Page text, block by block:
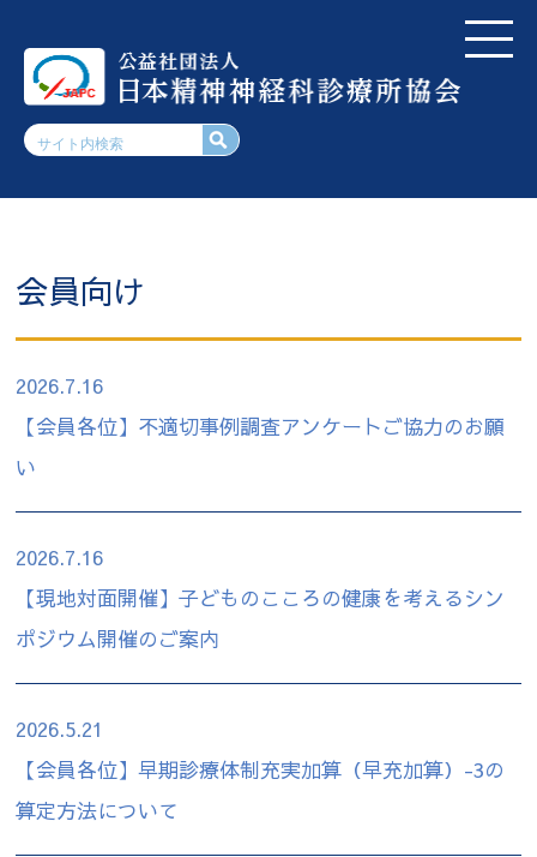
会員向け
2026.7.16
【会員各位】不適切事例調査アンケートご協力のお願
い
2026.7.16
【現地対面開催】子どものこころの健康を考えるシン
ポジウム開催のご案内
2026.5.21
【会員各位】早期診療体制充実加算（早充加算）-3の
算定方法について